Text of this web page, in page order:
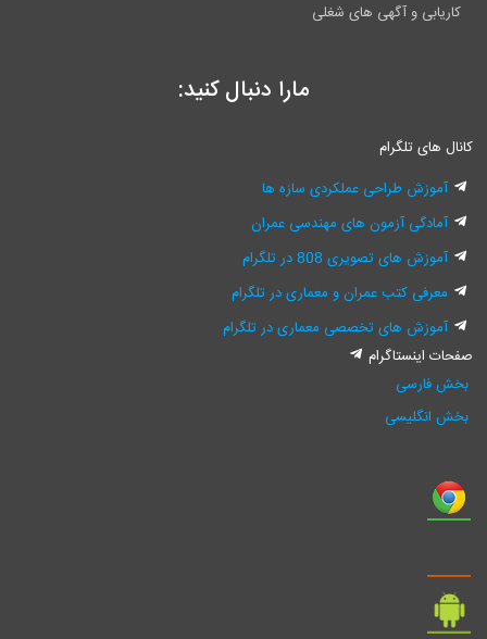
کاریابی و آگهی های شغلی
مارا دنبال کنید:
کانال های تلگرام
آموزش طراحی عملکردی سازه ها
آمادگی آزمون های مهندسی عمران
آموزش های تصویری 808 در تلگرام
معرفی کتب عمران و معماری در تلگرام
آموزش های تخصصی معماری در تلگرام
صفحات اینستاگرام
بخش فارسی
بخش انگلیسی